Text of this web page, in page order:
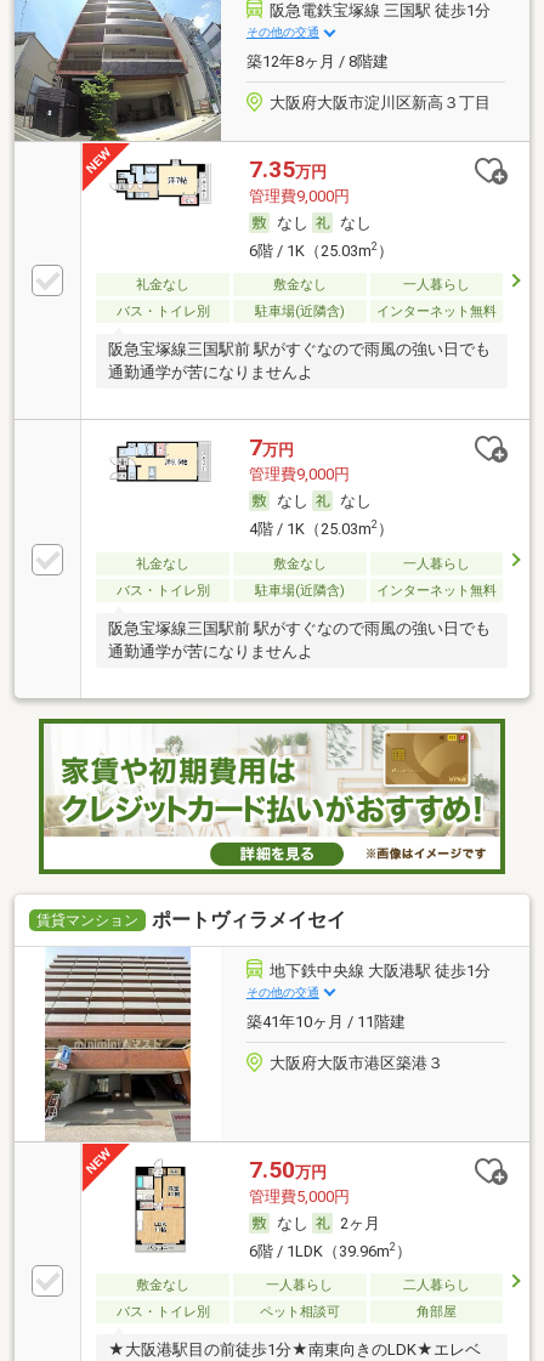
阪急電鉄宝塚線 三国駅 徒歩1分
その他の交通
築12年8ヶ月 / 8階建
大阪府大阪市淀川区新高３丁目
7.35万円
管理費9,000円
なし
なし
6階 / 1K（25.03m2）
礼金なし 敷金なし
一人暮らし
バス・トイレ別
駐車場(近隣含) インターネット無料
阪急宝塚線三国駅前 駅がすぐなので雨風の強い日でも
通勤通学が苦になりませんよ
7万円
管理費9,000円
なし
なし
4階 / 1K（25.03m2）
礼金なし 敷金なし
一人暮らし
バス・トイレ別
駐車場(近隣含) インターネット無料
阪急宝塚線三国駅前 駅がすぐなので雨風の強い日でも
通勤通学が苦になりませんよ
賃貸マンション ポートヴィラメイセイ
地下鉄中央線 大阪港駅 徒歩1分
その他の交通
築41年10ヶ月 / 11階建
大阪府大阪市港区築港３
7.50万円
管理費5,000円
なし
2ヶ月
6階 / 1LDK（39.96m2）
敷金なし 一人暮らし
二人暮らし
バス・トイレ別
ペット相談可 角部屋
★大阪港駅目の前徒歩1分★南東向きのLDK★エレベ